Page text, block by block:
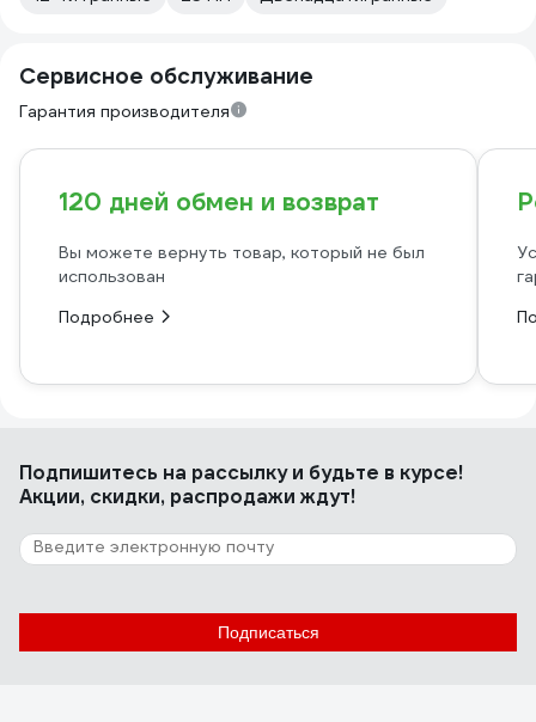
Сервисное обслуживание
Гарантия производителя
120 дней обмен и возврат
Вы можете вернуть товар, который не был
использован
Подробнее
Подпишитесь на рассылкуи будьте в курсе!
Акции, скидки, распродажи ждут!
Подписаться